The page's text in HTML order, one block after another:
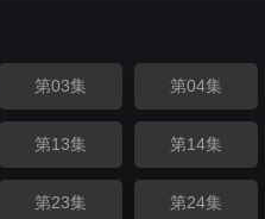
第03集 第04集
第13集 第14集
第23集 第24集